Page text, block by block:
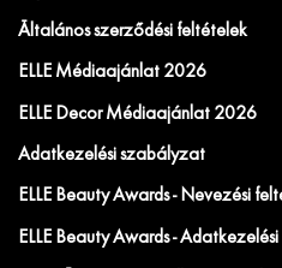
Általános szerződési feltételek
ELLE Médiaajánlat 2026
ELLE Decor Médiaajánlat 2026
Adatkezelési szabályzat
ELLE Beauty Awards - Nevezési
ELLE Beauty Awards -